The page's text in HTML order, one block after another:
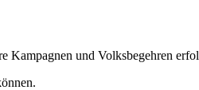
und Volksbegehren